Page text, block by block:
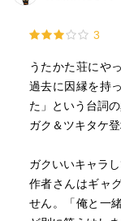
3
うたかた荘にや
過去に因縁を持
た」という台詞
ガク＆ツキタケ
ガクいいキャラ
作者さんはギャ
せん。「俺と一